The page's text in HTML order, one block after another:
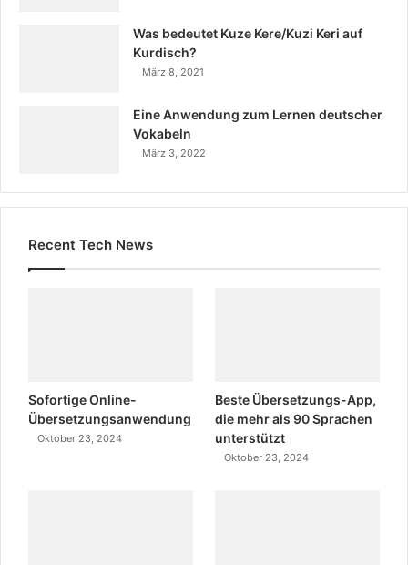
Was bedeutet Kuze Kere/Kuzi Keri auf
Kurdisch?
März 8, 2021
Eine Anwendung zum Lernen deutscher
Vokabeln
März 3, 2022
Recent Tech News
Sofortige Online-
Übersetzungsanwendung
Oktober 23, 2024
Beste Übersetzungs-App,
die mehr als 90 Sprachen
unterstützt
Oktober 23, 2024